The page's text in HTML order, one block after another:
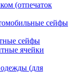
(отпечаток
сейфы
сейфы
ячейки